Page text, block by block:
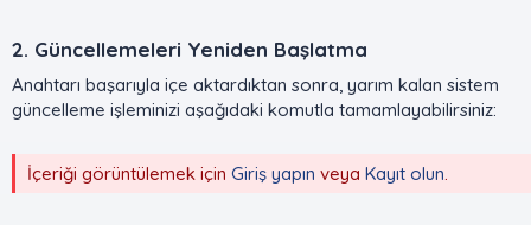
2. Güncellemeleri Yeniden Başlatma​
Anahtarı başarıyla içe aktardıktan sonra, yarım kalan sistem
güncelleme işleminizi aşağıdaki komutla tamamlayabilirsiniz:
İçeriği görüntülemek için Giriş yapın veya Kayıt olun.